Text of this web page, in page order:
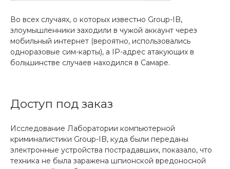
Во всех случаях, о которых известно Group-IB,
злоумышленники заходили в чужой аккаунт через
мобильный интернет (вероятно, использовались
одноразовые сим-карты), а IP-адрес атакующих в
большинстве случаев находился в Самаре.
Доступ под заказ
Исследование Лаборатории компьютерной
криминалистики Group-IB, куда были переданы
электронные устройства пострадавших, показало, что
техника не была заражена шпионской вредоносной